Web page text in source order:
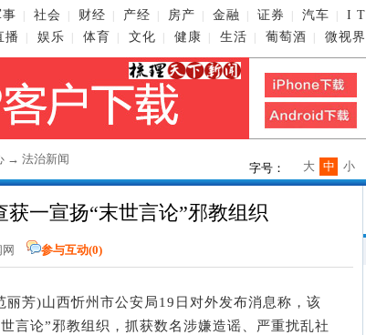
事 社会 财经 产经 房产 金融 证券 汽车 I T
播 娱乐 体育 文化 健康 生活 葡萄酒 微视界
→ 法治新闻
字号： 小
中
大
获一宣扬“末世言论”邪教组织
参与互动(0)
丽芳)山西忻州市公安局19日对外发布消息称，该
言论”邪教组织，抓获数名涉嫌造谣、严重扰乱社